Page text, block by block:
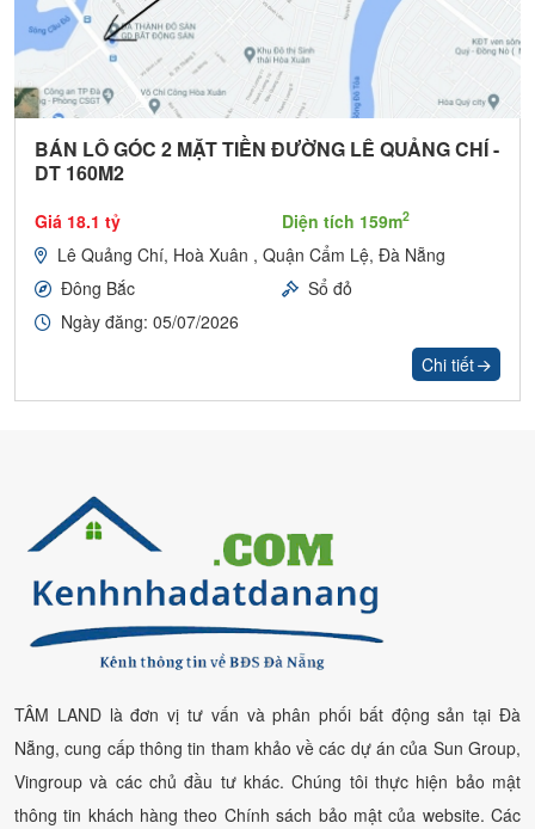
BÁN LÔ GÓC 2 MẶT TIỀN ĐƯỜNG LÊ QUẢNG CHÍ -
DT 160M2
Giá 18.1 tỷ Diện tích 159m2
Lê Quảng Chí, Hoà Xuân , Quận Cẩm Lệ, Đà Nẵng
Đông Bắc
Sổ đỏ
Ngày đăng: 05/07/2026
Chi tiết
TÂM LAND là đơn vị tư vấn và phân phối bất động sản tại Đà
Nẵng, cung cấp thông tin tham khảo về các dự án của Sun Group,
Vingroup và các chủ đầu tư khác. Chúng tôi thực hiện bảo mật
thông tin khách hàng theo Chính sách bảo mật của website. Các